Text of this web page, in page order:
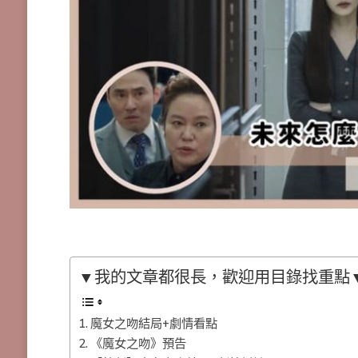
▼我的文章都很長，歡迎用目錄找重
魔女之吻結局+劇情看點
《魔女之吻》預告